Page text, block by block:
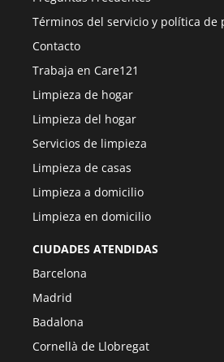
Términos del servicio y política de
Contacto
Trabaja en Care121
Limpieza de hogar
Limpieza del hogar
Servicios de limpieza
Limpieza de casas
Limpieza a domicilio
Limpieza en domicilio
CIUDADES ATENDIDAS
Barcelona
Madrid
Badalona
Cornellà de Llobregat